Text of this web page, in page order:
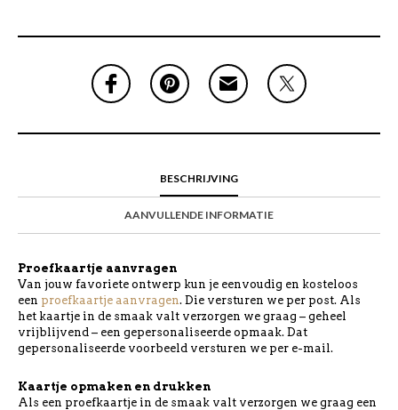
BESCHRIJVING
AANVULLENDE INFORMATIE
Proefkaartje aanvragen
Van jouw favoriete ontwerp kun je eenvoudig en kosteloos
een proefkaartje aanvragen. Die versturen we per post. Als
het kaartje in de smaak valt verzorgen we graag – geheel
vrijblijvend – een gepersonaliseerde opmaak. Dat
gepersonaliseerde voorbeeld versturen we per e-mail.
Kaartje opmaken en drukken
Als een proefkaartje in de smaak valt verzorgen we graag een